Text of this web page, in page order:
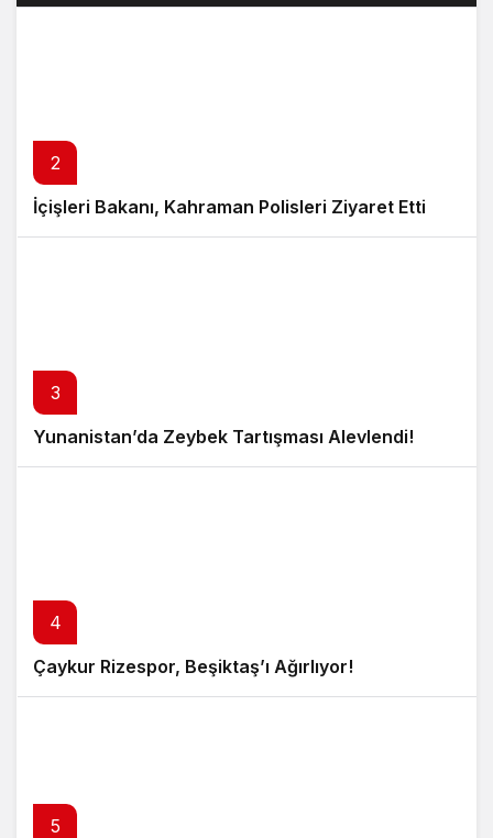
2
İçişleri Bakanı, Kahraman Polisleri Ziyaret Etti
3
Yunanistan’da Zeybek Tartışması Alevlendi!
4
Çaykur Rizespor, Beşiktaş’ı Ağırlıyor!
5